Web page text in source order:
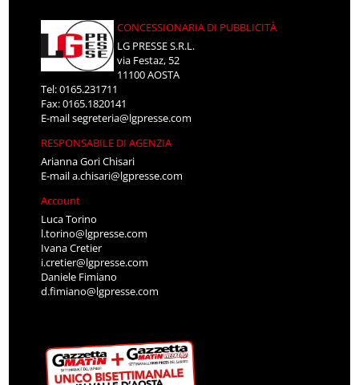
CONCESSIONARIA DI PUBBLICITÀ
LG PRESSE S.R.L.
via Festaz, 52
11100 AOSTA
Tel: 0165.231711
Fax: 0165.1820141
E-mailsegreteria@lgpresse.com
RESPONSABILE DI AGENZIA
Arianna Gori Chisari
E-maila.chisari@lgpresse.com
Account
Luca Torino
l.torino@lgpresse.com
Ivana Cretier
i.cretier@lgpresse.com
Daniele Fimiano
d.fimiano@lgpresse.com